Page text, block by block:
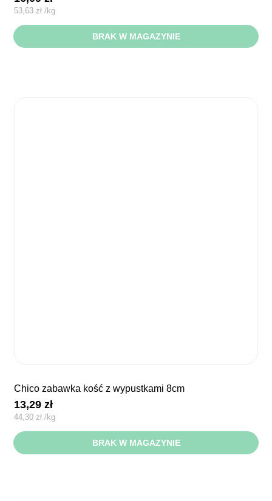
53,63zł /kg
BRAK W MAGAZYNIE
chico zabawka kość z wypustkami 8cm
13,29zł
44,30zł /kg
BRAK W MAGAZYNIE